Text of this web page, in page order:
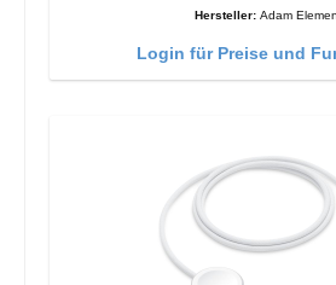
Serie Laden Sie Ihr iPhone bequem vertikal
Hersteller: Adam
Login für Preise und